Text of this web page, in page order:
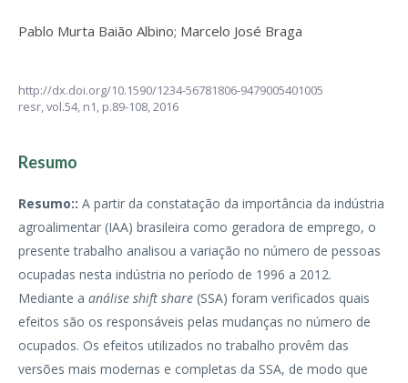
Pablo Murta Baião Albino; Marcelo José Braga
http://dx.doi.org/10.1590/1234-56781806-9479005401005
resr,vol.54, n1, p.89-108, 2016
Resumo
Resumo:: A partir da constatação da importância da indústria
agroalimentar (IAA) brasileira como geradora de emprego, o
presente trabalho analisou a variação no número de pessoas
ocupadas nesta indústria no período de 1996 a 2012.
Mediante a análise shift share (SSA) foram verificados quais
efeitos são os responsáveis pelas mudanças no número de
ocupados. Os efeitos utilizados no trabalho provêm das
versões mais modernas e completas da SSA, de modo que